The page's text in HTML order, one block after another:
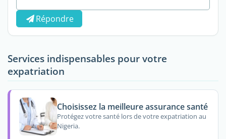
Répondre
Services indispensables pour votre
expatriation
Choisissez la meilleure assurance santé
Protégez votre santé lors de votre expatriation au
Nigeria.